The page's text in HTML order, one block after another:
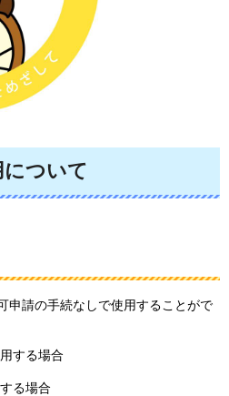
ついて
申請の手続なしで使用することがで
する場合
る場合